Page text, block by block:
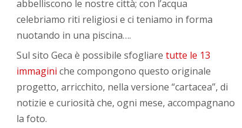
abbelliscono le nostre città; con l’acqua
celebriamo riti religiosi e ci teniamo in forma
nuotando in una piscina….
Sul sito Geca è possibile sfogliare tutte le 13
immagini che compongono questo originale
progetto, arricchito, nella versione “cartacea”, di
notizie e curiosità che, ogni mese, accompagnano
la foto.